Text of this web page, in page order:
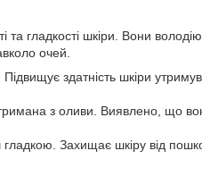
гладкості шкіри. Вони
очей.
Підвищує здатність шкіри
з оливи. Виявлено, що
Захищає шкіру від